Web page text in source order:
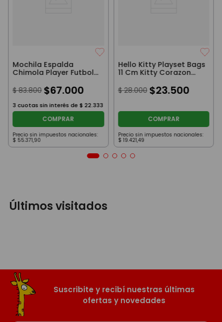
Mochila Espalda
Chimola Player Futbol
$ 83.800 $67.000
3 cuotas sin interés de $ 22.333
COMPRAR
Precio sin impuestos nacionales:
$ 55.371,90
Hello Kitty Playset Bags
11 Cm Kitty Corazon
$ 28.000 $23.500
COMPRAR
Precio sin impuestos nacionales:
$ 19.421,49
Últimos visitados
Suscribite y recibí nuestras últimas
ofertas y novedades